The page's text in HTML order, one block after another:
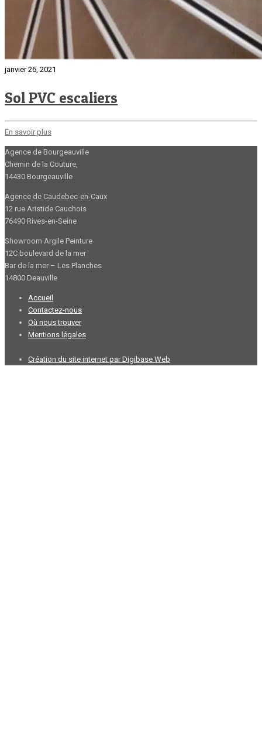
janvier 26, 2021
Sol PVC escaliers
En savoir plus
Agence de Bourgeauville
Chemin de la Couture,
14430 Bourgeauville
Agence de Caudebec-en-Caux
12 rue Aristide Cauchois
76490 Rives-en-Seine
Showroom Argile Peinture
12C boulevard de la mer
Bar de la mer – Les Planches
14800 Deauville
Accueil
Contactez-nous
Où nous trouver
Mentions légales
Création du site internet par Digibase Web